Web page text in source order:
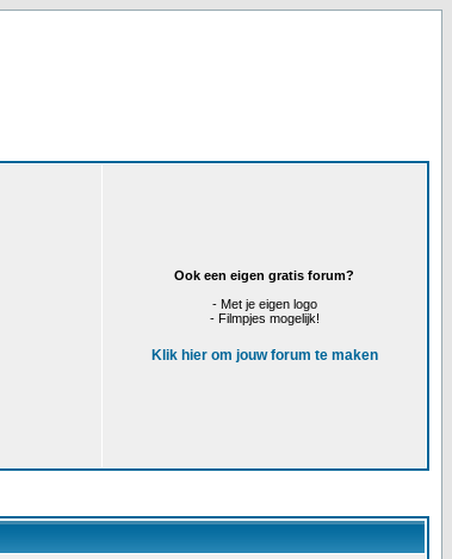
Ook een eigen gratis forum?
- Met je eigen logo
- Filmpjes mogelijk!
Klik hier om jouw forum te maken